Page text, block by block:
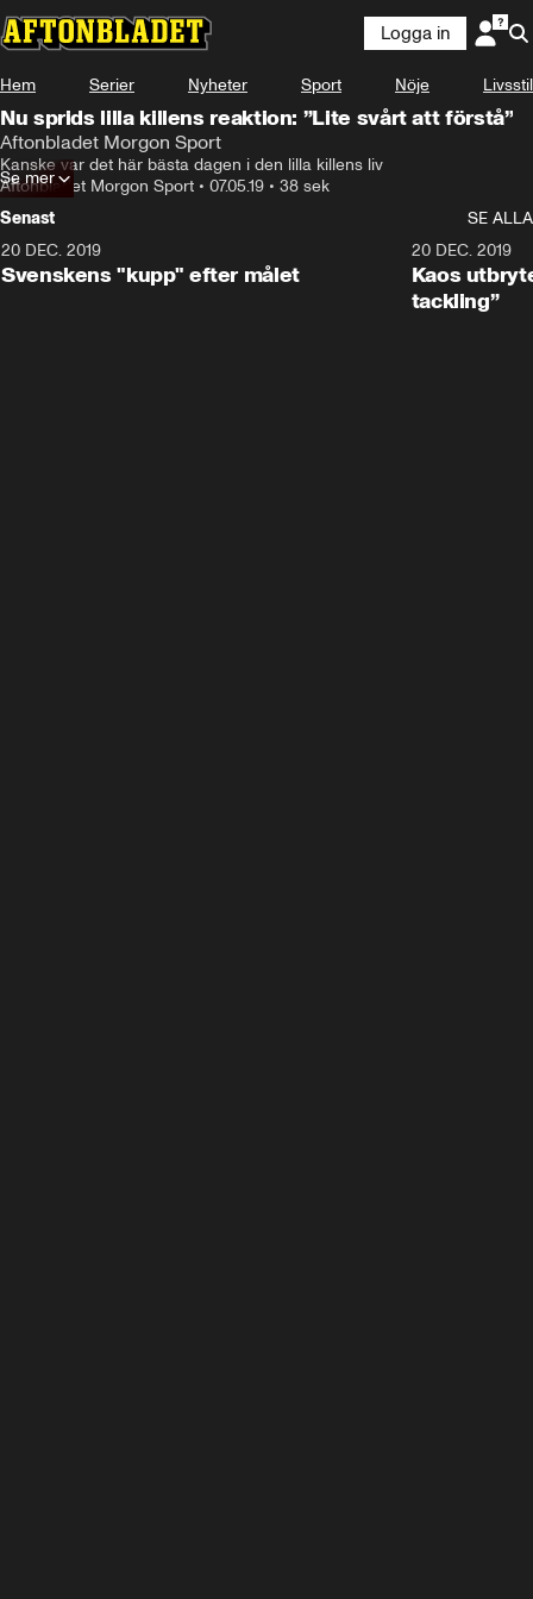
Logga in
Hem Serier Nyheter Sport Nöje Livsstil
Nu sprids lilla killens reaktion: ”Lite svårt att förstå”
Aftonbladet Morgon Sport
Kanske var det här bästa dagen i den lilla killens liv
Aftonbladet Morgon Sport • 07.05.19 • 38 sek
Se mer
Senast
SE ALLA
20 DEC. 2019
Svenskens "kupp" efter målet
20 DEC. 2019
Kaos
tackling”